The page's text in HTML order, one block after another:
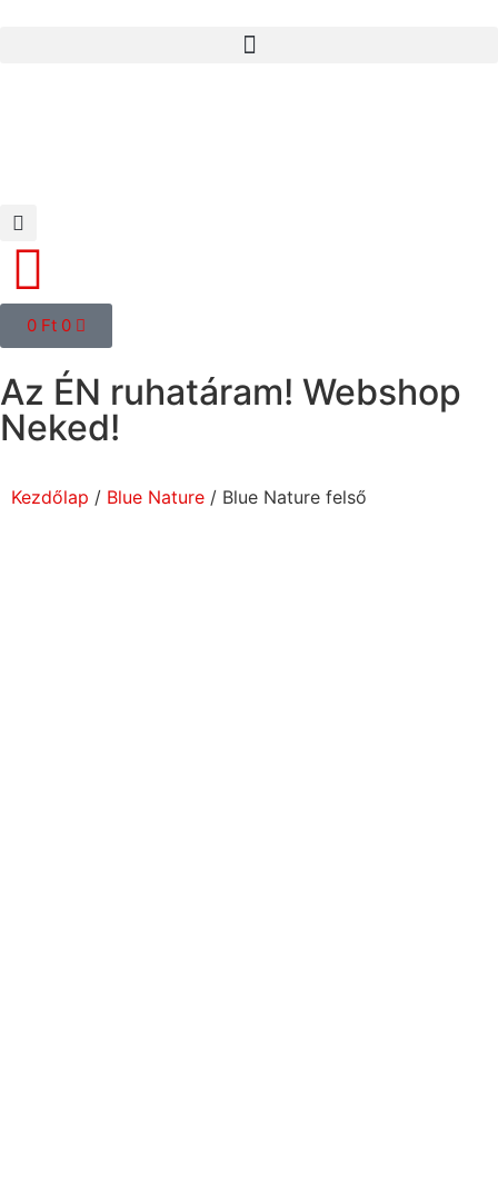
0 Ft 0
Az ÉN ruhatáram! Webshop
Neked!
Kezdőlap / Blue Nature / Blue Nature felső